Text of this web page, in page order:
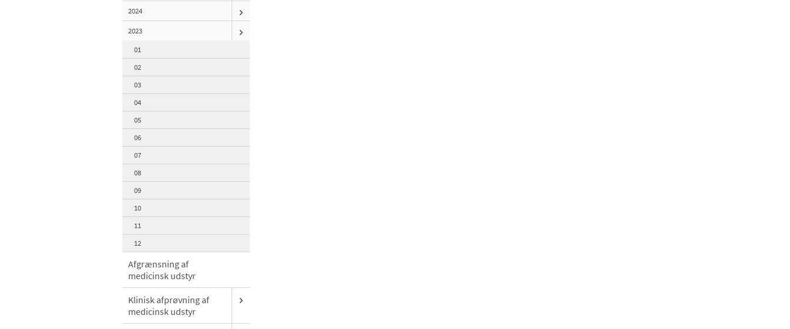
2024
2023
01
02
03
04
05
06
07
08
09
10
11
12
Afgrænsning af
medicinsk udstyr
Klinisk afprøvning af
medicinsk udstyr